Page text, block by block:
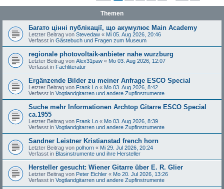
Themen
Багато цінні публікації, що акумулює Main Academy
Letzter Beitrag von Stevedaw « Mi 05. Aug 2026, 20:46
Verfasst in Gästebuch und Fragen zum Museum
regionale photovoltaik-anbieter nahe wurzburg
Letzter Beitrag von Alex31paw « Mo 03. Aug 2026, 12:07
Verfasst in Fachliteratur
Ergänzende Bilder zu meiner Anfrage ESCO Special
Letzter Beitrag von Frank Lo « Mo 03. Aug 2026, 8:42
Verfasst in Vogtlandgitarren und andere Zupfinstrumente
Suche mehr Informationen Archtop Gitarre ESCO Special
ca.1955
Letzter Beitrag von Frank Lo « Mo 03. Aug 2026, 8:39
Verfasst in Vogtlandgitarren und andere Zupfinstrumente
Sandner Leistner Kristianstad french horn
Letzter Beitrag von polhorn « Mi 29. Jul 2026, 20:24
Verfasst in Blasinstrumente und ihre Hersteller
Hersteller gesucht: Wiener Gitarre über E. R. Glier
Letzter Beitrag von Peter Eichler « Mo 20. Jul 2026, 13:26
Verfasst in Vogtlandgitarren und andere Zupfinstrumente